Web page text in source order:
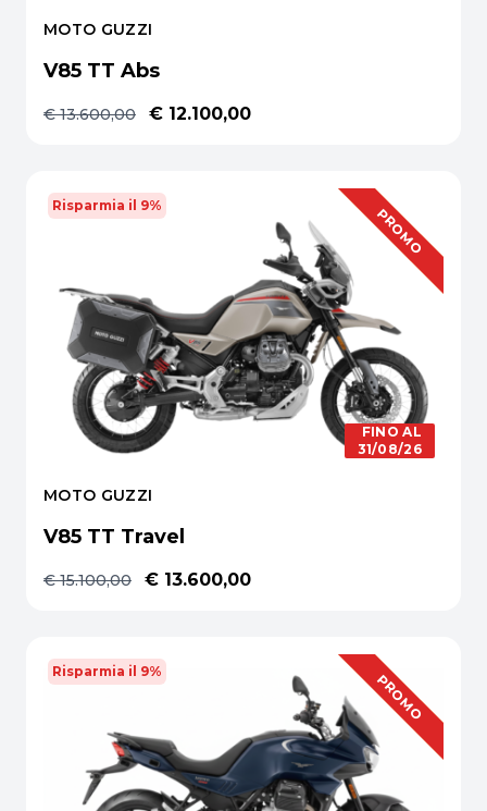
MOTO GUZZI
V85 TT Abs
€ 13.600,00 € 12.100,00
OFFERTA
PROMO
FINO AL
31/08/26
Risparmia il 9%
MOTO GUZZI
V85 TT Travel
€ 15.100,00 € 13.600,00
OFFERTA
PROMO
Risparmia il 9%